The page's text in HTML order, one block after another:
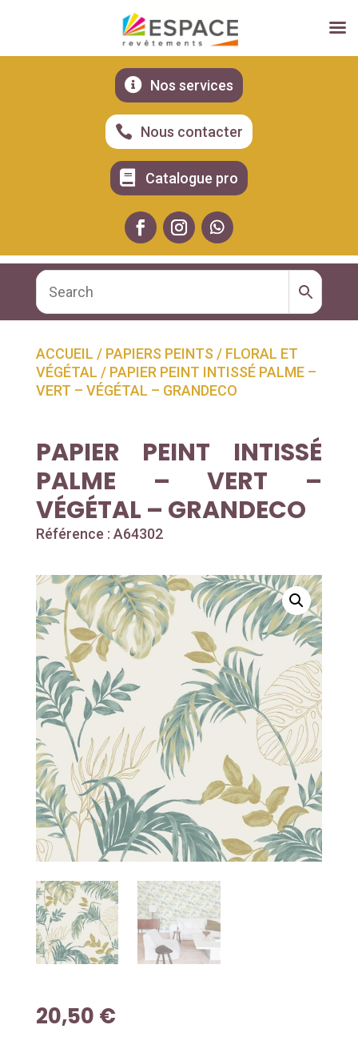
 Nos services
 Nous contacter
 Catalogue pro
ACCUEIL / PAPIERS PEINTS / FLORAL ET
VÉGÉTAL / PAPIER PEINT INTISSÉ PALME –
VERT – VÉGÉTAL – GRANDECO
PAPIER PEINT INTISSÉ
PALME – VERT –
VÉGÉTAL – GRANDECO
Référence : A64302
20,50 €